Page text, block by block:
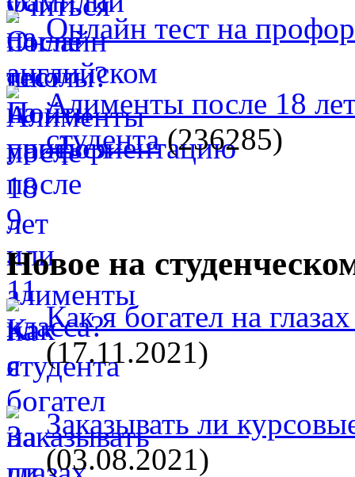
Онлайн тест на
Алименты после 18
студента(236285)
Новое на
Как я богател на
(17.11.2021)
Заказывать ли
(03.08.2021)